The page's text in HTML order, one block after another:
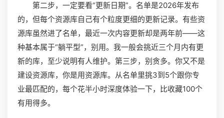
第二步，一定要看“更新日期”。名单是2026年发布
的，但每个资源库自己有个粒度更细的更新记录。有些资
源库虽然进了名单，最近一次内容更新却是两年前——这
种基本属于“躺平型”，别用。我一般会挑近三个月内有更
新的库，至少说明有人维护。第三步，别贪多。你又不是
建设资源库，你是用资源库。从名单里挑3到5个跟你专
业最匹配的，每个花半小时深度体验一下，比收藏100个
有用得多。